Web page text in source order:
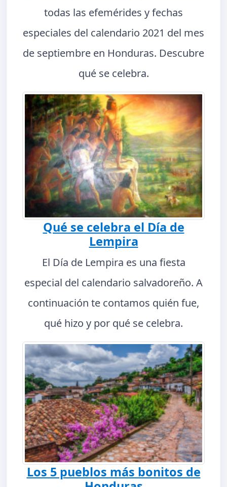
todas las efemérides y fechas
especiales del calendario 2021 del mes
de septiembre en Honduras. Descubre
qué se celebra.
Qué se celebra el Día de
Lempira
El Día de Lempira es una fiesta
especial del calendario salvadoreño. A
continuación te contamos quién fue,
qué hizo y por qué se celebra.
Los 5 pueblos más bonitos de